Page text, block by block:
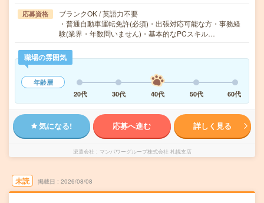
応募資格
ブランクOK / 英語力不要
・普通自動車運転免許(必須)・出張対応可能な方・事務経
験(業界・年数問いません)・基本的なPCスキル…
職場の雰囲気
年齢層
20代
30代 40代 50代 60代
気になる! 応募へ進む 詳しく見る
派遣会社 マンパワーグループ株式会社 札幌支店
未読 掲載日 2026/08/08